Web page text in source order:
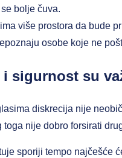
bolje čuva.
više prostora da bude
osobe koje ne
i sigurnost su
diskrecija nije
toga nije dobro forsirati
sporiji tempo najčešće